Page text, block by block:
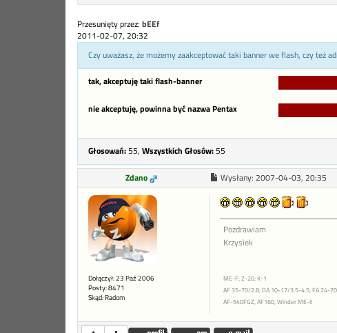
Przesunięty przez: bEEf
2011-02-07, 20:32
Czy uważasz, że możemy zaakceptować taki banner we flash, czy
tak, akceptuję taki flash-banner
nie akceptuję, powinna być nazwa Pentax
Głosowań:55, Wszystkich Głosów:55
Zdano Wysłany: 2007-04-03, 20:35
Dołączył: 23 Paź 2006
Posty: 8471
Skąd: Radom
Pozdrawiam
Krzysiek
ME-F; Z-20; K-1
AF 35-70/2.8; DA 10-17/3.5-4.5; FA 24-
AF-540FGZ, AF160, Winder ME-II